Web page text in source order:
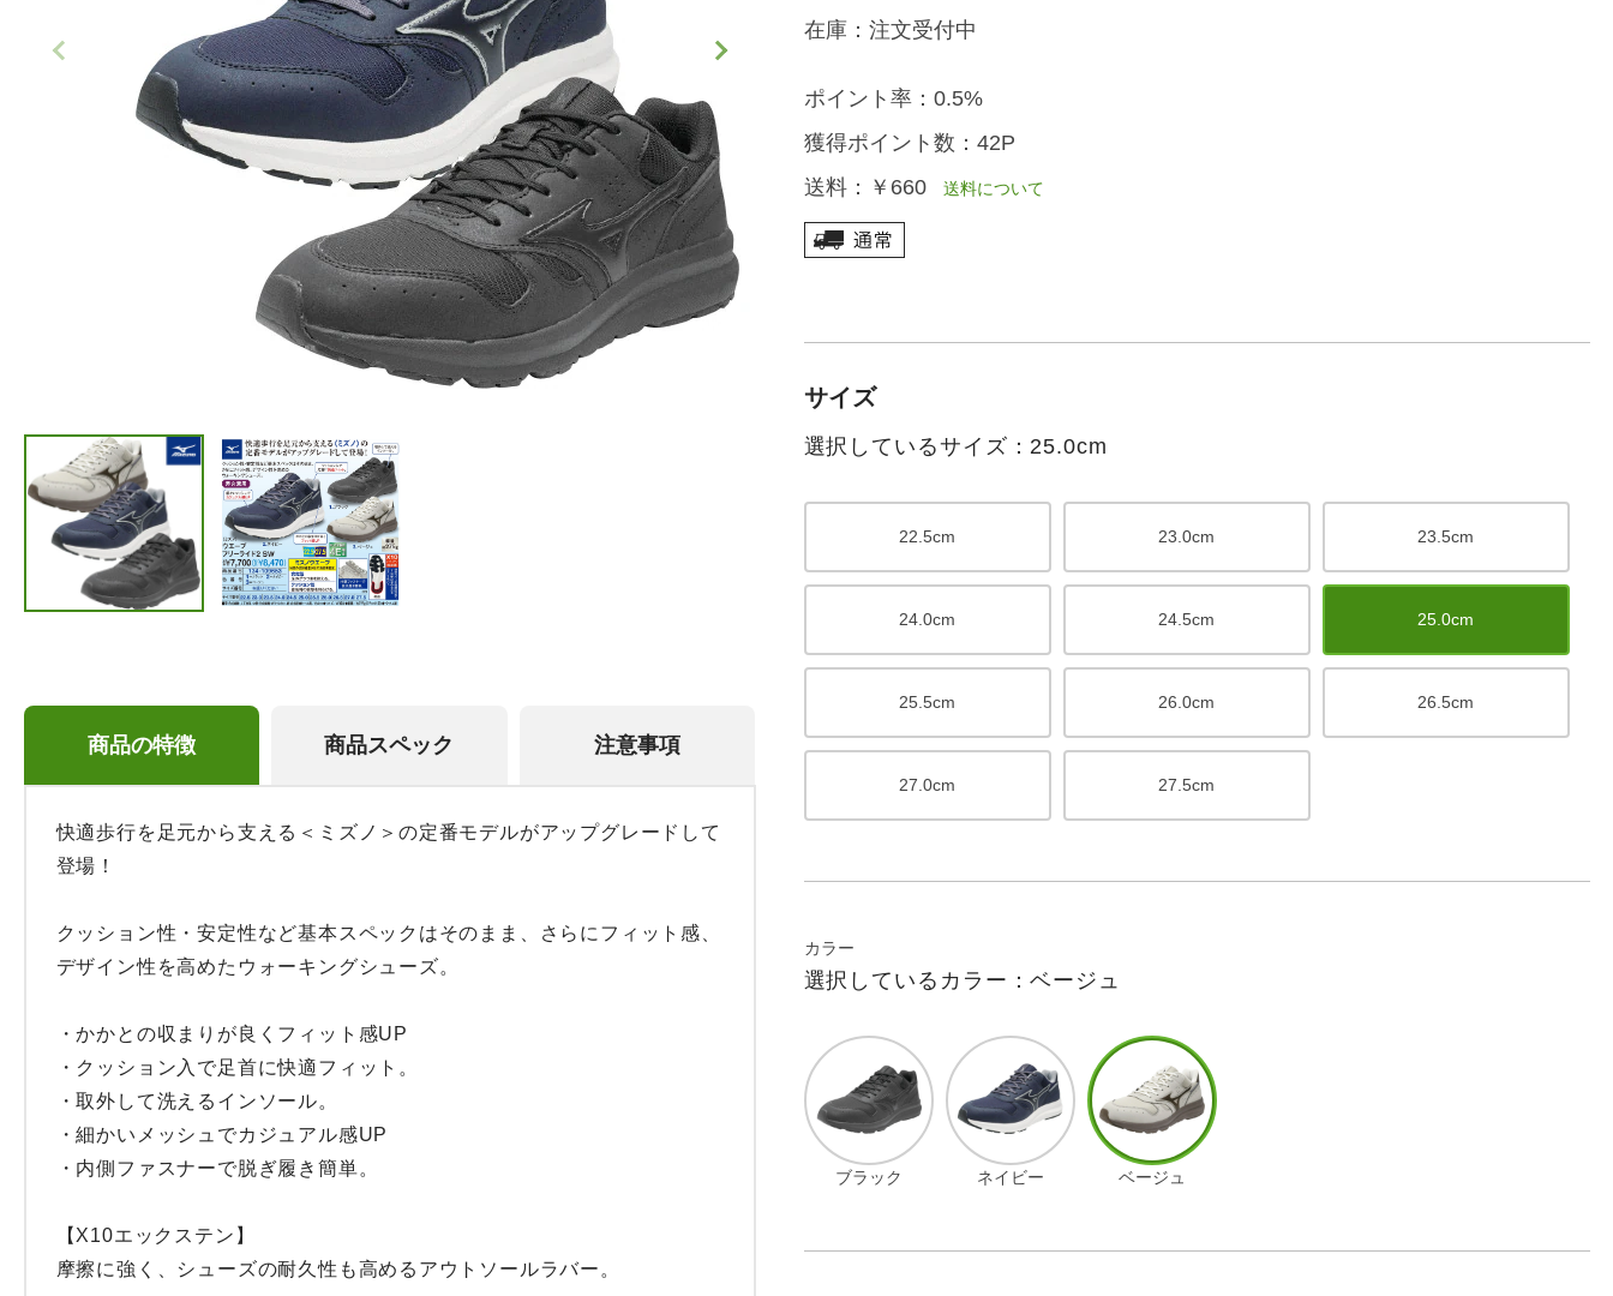
商品の特徴 商品スペック 注意事項
快適歩行を足元から支える＜ミズノ＞の定番モデルがアップグレードして
登場！
クッション性・安定性など基本スペックはそのまま、さらにフィット感、
デザイン性を高めたウォーキングシューズ。
・かかとの収まりが良くフィット感UP
・クッション入で足首に快適フィット。
・取外して洗えるインソール。
・細かいメッシュでカジュアル感UP
・内側ファスナーで脱ぎ履き簡単。
【X10エックステン】
摩擦に強く、シューズの耐久性も高めるアウトソールラバー。
在庫： 注文受付中
ポイント率： 0.5%
獲得ポイント数： 42P
送料： ￥660送料について
サイズ
選択しているサイズ：25.0cm
22.5cm 23.0cm 23.5cm
24.0cm 24.5cm 25.0cm
25.5cm 26.0cm 26.5cm
27.0cm 27.5cm
カラー
選択しているカラー：ベージュ
ブラック ネイビー ベージュ